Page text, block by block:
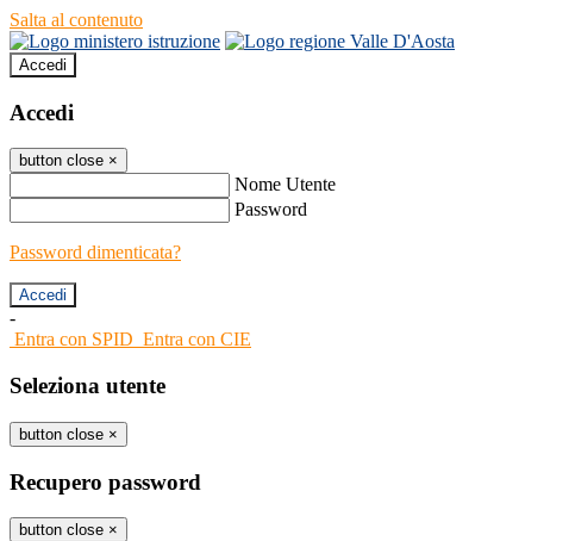
Salta al contenuto
Accedi
Accedi
button close ×
Nome Utente
Password
Password dimenticata?
-
Entra con SPID Entra con CIE
Seleziona utente
button close ×
Recupero password
button close ×